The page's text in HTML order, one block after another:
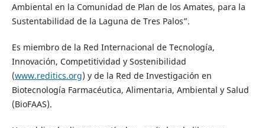
Ambiental en la Comunidad de Plan de los Amates, para la
Sustentabilidad de la Laguna de Tres Palos”.
Es miembro de la Red Internacional de Tecnología,
Innovación, Competitividad y Sostenibilidad
(www.reditics.org) y de la Red de Investigación en
Biotecnología Farmacéutica, Alimentaria, Ambiental y Salud
(BioFAAS).